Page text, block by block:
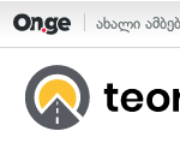
ახალი